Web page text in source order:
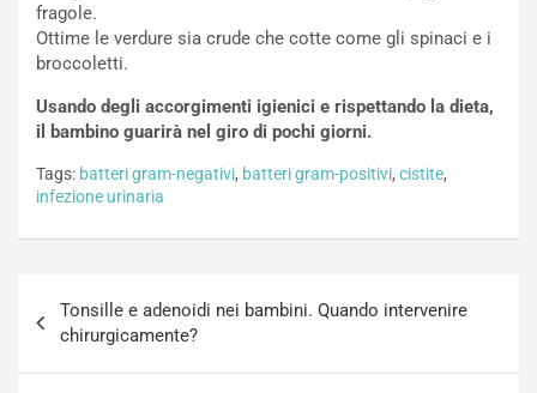
fragole.
Ottime le verdure sia crude che cotte come gli spinaci e i
broccoletti.
Usando degli accorgimenti igienici e rispettando la dieta,
il bambino guarirà nel giro di pochi giorni.
Tags: batteri gram-negativi, batteri gram-positivi, cistite,
infezione urinaria
articoli
Tonsille e adenoidi nei bambini. Quando intervenire
chirurgicamente?